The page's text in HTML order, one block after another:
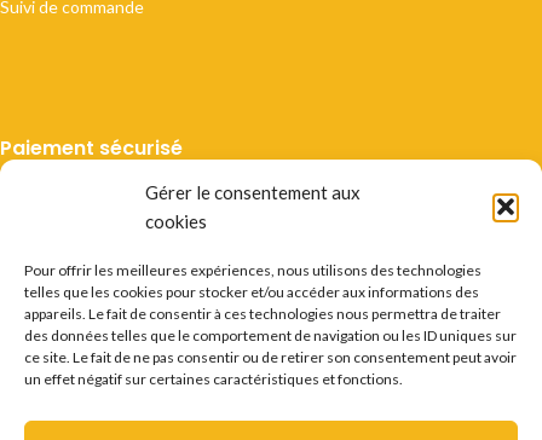
Gérer le consentement aux
cookies
Pour offrir les meilleures expériences, nous utilisons des technologies
telles que les cookies pour stocker et/ou accéder aux informations des
appareils. Le fait de consentir à ces technologies nous permettra de traiter
des données telles que le comportement de navigation ou les ID uniques sur
ce site. Le fait de ne pas consentir ou de retirer son consentement peut avoir
un effet négatif sur certaines caractéristiques et fonctions.
Suivi de commande
Paiement sécurisé
Livraison suivie